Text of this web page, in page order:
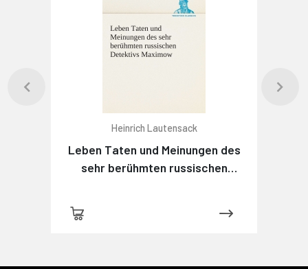
Heinrich Lautensack
Leben Taten und Meinungen des
sehr berühmten russischen